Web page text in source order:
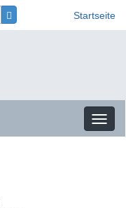
Startseite